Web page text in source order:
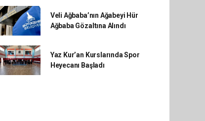
Veli Ağbaba’nın Ağabeyi Hür
Ağbaba Gözaltına Alındı
Yaz Kur’an Kurslarında Spor
Heyecanı Başladı